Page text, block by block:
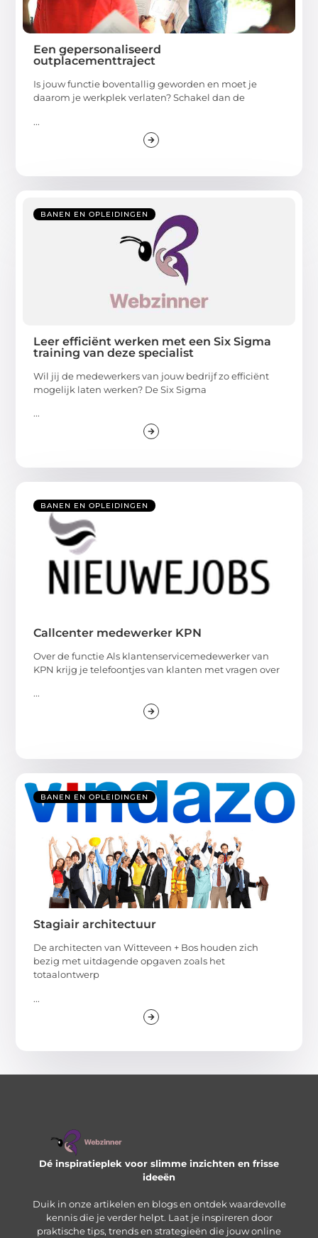
Een gepersonaliseerd
outplacementtraject
Is jouw functie boventallig geworden en moet je
daarom je werkplek verlaten? Schakel dan de
...
BANEN EN OPLEIDINGEN
Leer efficiënt werken met een Six Sigma
training van deze specialist
Wil jij de medewerkers van jouw bedrijf zo efficiënt
mogelijk laten werken? De Six Sigma
...
BANEN EN OPLEIDINGEN
Callcenter medewerker KPN
Over de functie Als klantenservicemedewerker van
KPN krijg je telefoontjes van klanten met vragen over
...
BANEN EN OPLEIDINGEN
Stagiair architectuur
De architecten van Witteveen + Bos houden zich
bezig met uitdagende opgaven zoals het
totaalontwerp
...
Dé inspiratieplek voor slimme inzichten en frisse
ideeën
Duik in onze artikelen en blogs en ontdek waardevolle
kennis die je verder helpt. Laat je inspireren door
praktische tips, trends en strategieën die jouw online